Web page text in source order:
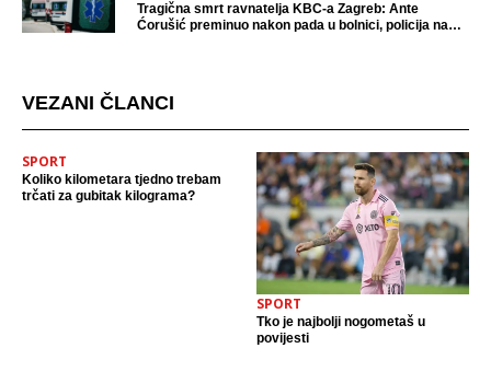
Tragična smrt ravnatelja KBC-a Zagreb: Ante
Ćorušić preminuo nakon pada u bolnici, policija na
VEZANI ČLANCI
SPORT
Koliko kilometara tjedno trebam
trčati za gubitak kilograma?
SPORT
Tko je najbolji nogometaš u
povijesti